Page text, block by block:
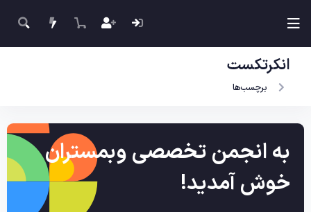
انکرتکست
برچسب‌ها
به انجمن تخصصی وبمستران
خوش آمدید!